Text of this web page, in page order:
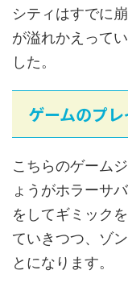
シティはすでに
が溢れかえって
した。
ゲームのプ
こちらのゲーム
ょうがホラーサ
をしてギミック
ていきつつ、ゾ
とになります。